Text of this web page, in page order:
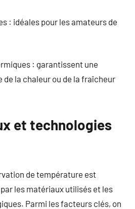
: idéales pour les amateurs de
: garantissent une
la chaleur ou de la fraîcheur
et technologies
de température est
les matériaux utilisés et les
Parmi les facteurs clés, on